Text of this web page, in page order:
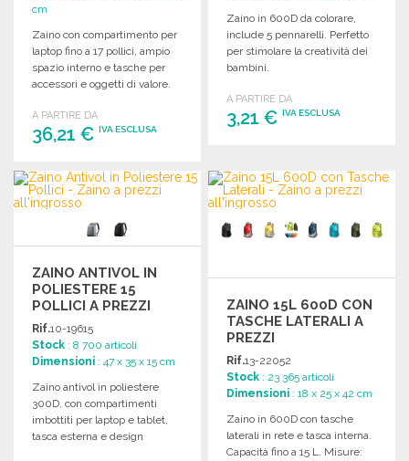
cm
Zaino con compartimento per
laptop fino a 17 pollici, ampio
spazio interno e tasche per
accessori e oggetti di valore.
cm.
A PARTIRE DA
36,21 € IVA ESCLUSA
ORDINARE
Richiedi un preventivo
Zaino in 600D da colorare,
include 5 pennarelli. Perfetto
per stimolare la creatività dei
bambini.
A PARTIRE DA
3,21 €IVA ESCLUSA
Richiedi un preventivo
ZAINO ANTIVOL IN
POLIESTERE 15
POLLICI A PREZZI
ALL'INGROSSO
Rif.10-19615
Stock : 8 700 articoli
Dimensioni : 47 x 35 x 15 cm
Zaino antivol in poliestere
300D, con compartimenti
imbottiti per laptop e tablet,
tasca esterna e design
ZAINO 15L 600D CON
TASCHE LATERALI A
PREZZI
ALL'INGROSSO
Rif.13-22052
Stock : 23 365 articoli
Dimensioni : 18 x 25 x 42 cm
Zaino in 600D con tasche
laterali in rete e tasca interna.
Capacità fino a 15 L. Misure: